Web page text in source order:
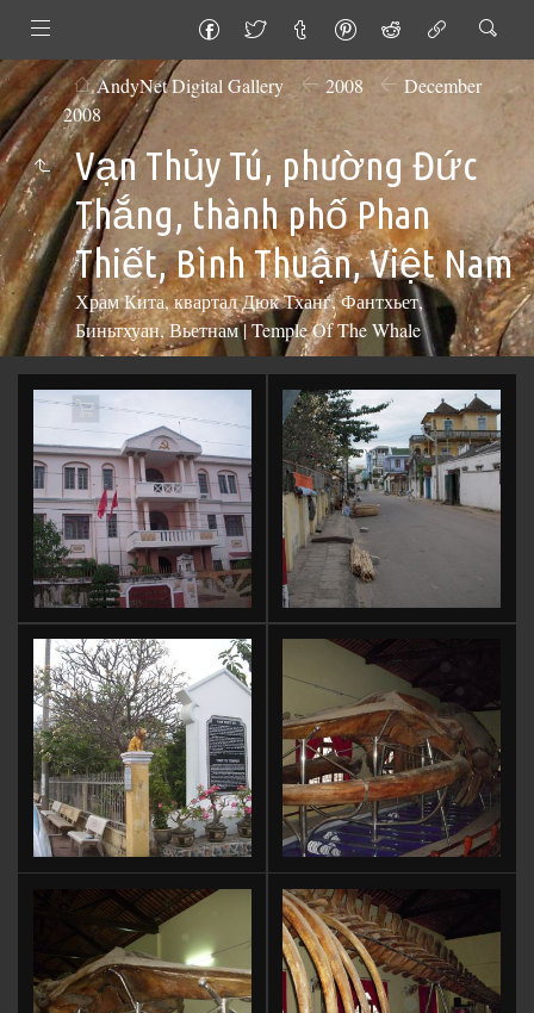
AndyNet Digital Gallery 2008
December
2008
Vạn Thủy Tú, phường Đức
Thắng, thành phố Phan
Thiết, Bình Thuận, Việt Nam
Храм Кита, квартал Дюк Тханг, Фантхьет,
Биньтхуан, Вьетнам | Temple Of The Whale
Add
to
Cart